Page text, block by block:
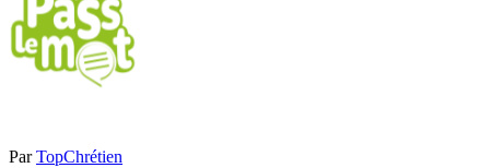
Par TopChrétien